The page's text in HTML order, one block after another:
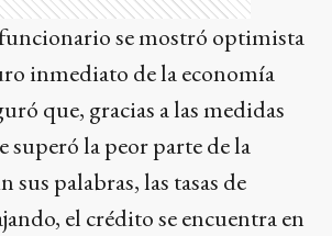
se mostró optimista
inmediato de la economía
que, gracias a las medidas
superó la peor parte de la
sus palabras, las tasas de
el crédito se encuentra en